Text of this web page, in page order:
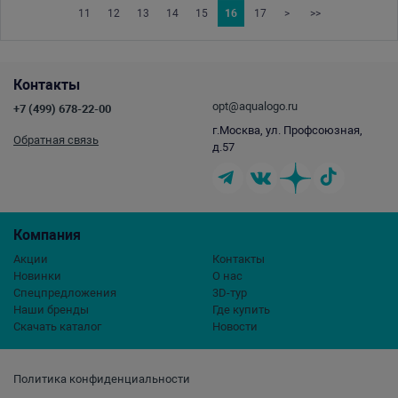
11 12 13 14 15 16 17 > >>
Политика конфиденциальности
Компания
Акции
Новинки
Спецпредложения
Наши бренды
Скачать каталог
Контакты
О нас
3D-тур
Где купить
Новости
Контакты
+7 (499) 678-22-00
Обратная связь
opt@aqualogo.ru
г.Москва, ул. Профсоюзная,
д.57